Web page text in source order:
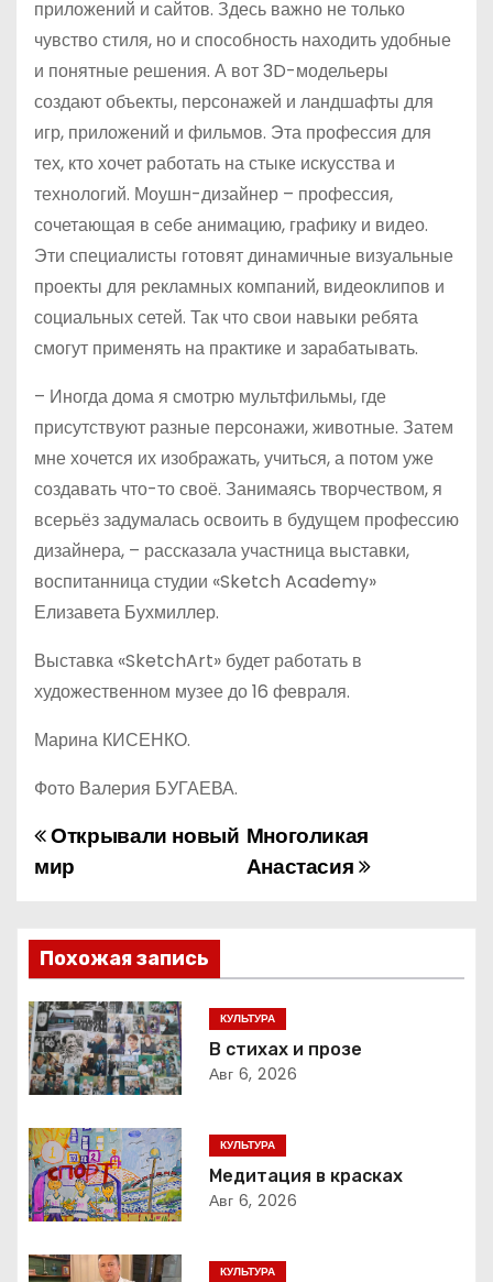
приложений и сайтов. Здесь важно не только
чувство стиля, но и способность находить удобные
и понятные решения. А вот 3D-модельеры
создают объекты, персонажей и ландшафты для
игр, приложений и фильмов. Эта профессия для
тех, кто хочет работать на стыке искусства и
технологий. Моушн-дизайнер – профессия,
сочетающая в себе анимацию, графику и видео.
Эти специалисты готовят динамичные визуальные
проекты для рекламных компаний, видеоклипов и
социальных сетей. Так что свои навыки ребята
смогут применять на практике и зарабатывать.
– Иногда дома я смотрю мульт­фильмы, где
присутствуют разные персонажи, животные. Затем
мне хочется их изображать, учиться, а потом уже
создавать что-то своё. Занимаясь творчеством, я
всерьёз задумалась освоить в будущем профессию
дизайнера, – рассказала участница выставки,
воспитанница студии «Sketch Academy»
Елизавета Бухмиллер.
Выставка «SketchArt» будет работать в
художественном музее до 16 февраля.
Марина КИСЕНКО.
Фото Валерия БУГАЕВА.
Н
в
и
г
а
ц
и
я
п
Многоликая
Анастасия
Открывали новый
мир
Похожая запись
КУЛЬТУРА
В стихах и прозе
Авг 6, 2026
КУЛЬТУРА
Медитация в красках
Авг 6, 2026
КУЛЬТУРА